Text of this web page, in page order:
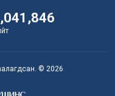
© 2026